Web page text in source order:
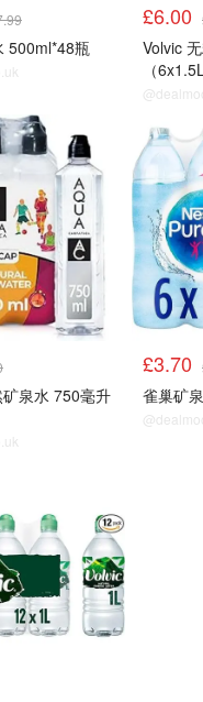
500ml*48瓶
£6.00
Volvic
（6x1.5L
泉水 750毫升
£3.70
雀巢矿